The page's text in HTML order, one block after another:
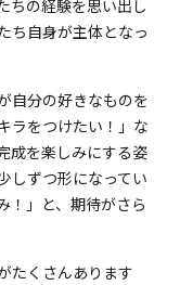
ちの経験を思い出し
ち自身が主体となっ
自分の好きなものを
ラをつけたい！」な
成を楽しみにする姿
しずつ形になってい
！」と、期待がさら
たくさんあります